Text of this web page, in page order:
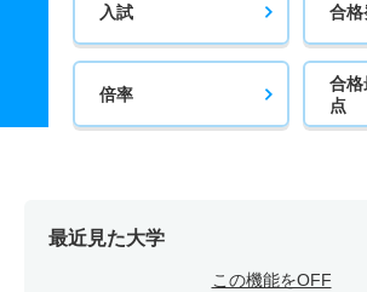
入試 合格
倍率
合格
点
最近見た大学
この機能をOFF